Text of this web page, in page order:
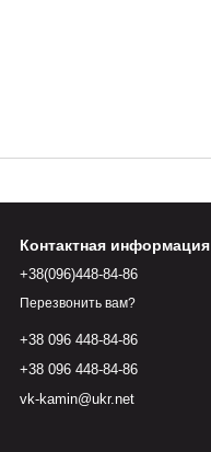
Контактная информация
+38(096)448-84-86
Перезвонить вам?
+38 096 448-84-86
+38 096 448-84-86
vk-kamin@ukr.net